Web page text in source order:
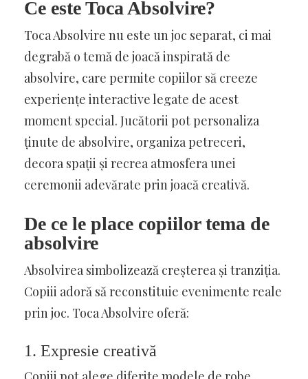
Ce este Toca Absolvire?
Toca Absolvire nu este un joc separat, ci mai
degrabă o temă de joacă inspirată de
absolvire, care permite copiilor să creeze
experiențe interactive legate de acest
moment special. Jucătorii pot personaliza
ținute de absolvire, organiza petreceri,
decora spații și recrea atmosfera unei
ceremonii adevărate prin joacă creativă.
De ce le place copiilor tema de
absolvire
Absolvirea simbolizează creșterea și tranziția.
Copiii adoră să reconstituie evenimente reale
prin joc. Toca Absolvire oferă:
1. Expresie creativă